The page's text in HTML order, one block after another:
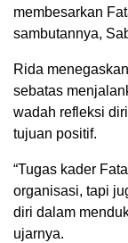
membesarkan
sambutannya,
Rida
sebatas
wadah refleksi
tujuan positif.
“Tugas kader
organisasi, tapi
diri dalam
ujarnya.